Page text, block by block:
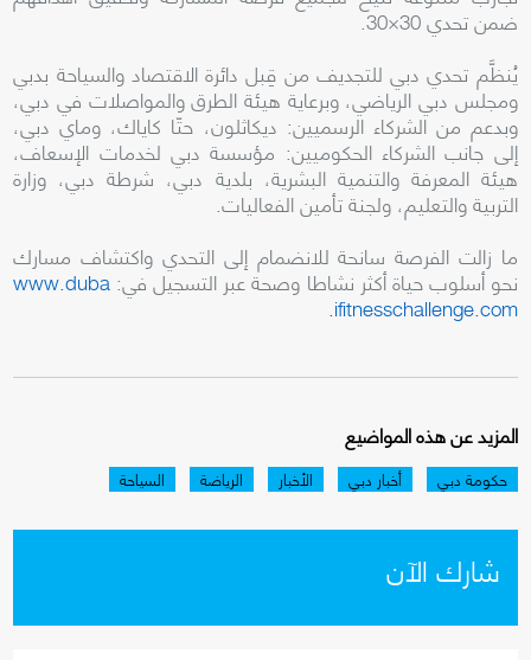
ضمن تحدي 30×30.
يُنظَّم تحدي دبي للتجديف من قِبل دائرة الاقتصاد والسياحة بدبي
ومجلس دبي الرياضي، وبرعاية هيئة الطرق والمواصلات في دبي،
وبدعم من الشركاء الرسميين: ديكاثلون، حتّا كاياك، وماي دبي،
إلى جانب الشركاء الحكوميين: مؤسسة دبي لخدمات الإسعاف،
هيئة المعرفة والتنمية البشرية، بلدية دبي، شرطة دبي، وزارة
التربية والتعليم، ولجنة تأمين الفعاليات.
ما زالت الفرصة سانحة للانضمام إلى التحدي واكتشاف مسارك
نحو أسلوب حياة أكثر نشاطا وصحة عبر التسجيل في:www.duba
ifitnesschallenge.com.
المزيد عن هذه المواضيع
حكومة دبي أخبار دبي الأخبار الرياضة السياحة
شارك الآن